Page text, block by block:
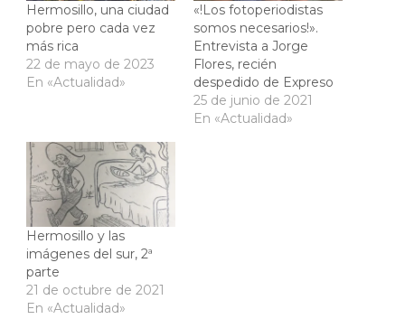
Hermosillo, una ciudad
pobre pero cada vez
más rica
22 de mayo de 2023
En «Actualidad»
«!Los fotoperiodistas
somos necesarios!».
Entrevista a Jorge
Flores, recién
despedido de Expreso
25 de junio de 2021
En «Actualidad»
Hermosillo y las
imágenes del sur, 2ª
parte
21 de octubre de 2021
En «Actualidad»